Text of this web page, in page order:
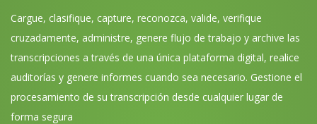
Cargue, clasifique, capture, reconozca, valide, verifique
cruzadamente, administre, genere flujo de trabajo y archive las
transcripciones a través de una única plataforma digital, realice
auditorías y genere informes cuando sea necesario. Gestione el
procesamiento de su transcripción desde cualquier lugar de
forma segura